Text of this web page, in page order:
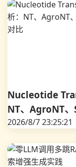
Nucleotide
NT、AgroNT
2026/8/7 23:25:21